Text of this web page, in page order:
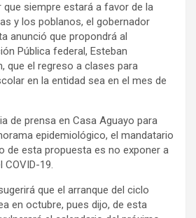
que siempre estará a favor de la
y los poblanos, el gobernador
anunció que propondrá al
Pública federal, Esteban
que el regreso a clases para
en la entidad sea en el mes de
de prensa en Casa Aguayo para
epidemiológico, el mandatario
de esta propuesta es no exponer a
19.
que el arranque del ciclo
en octubre, pues dijo, de esta